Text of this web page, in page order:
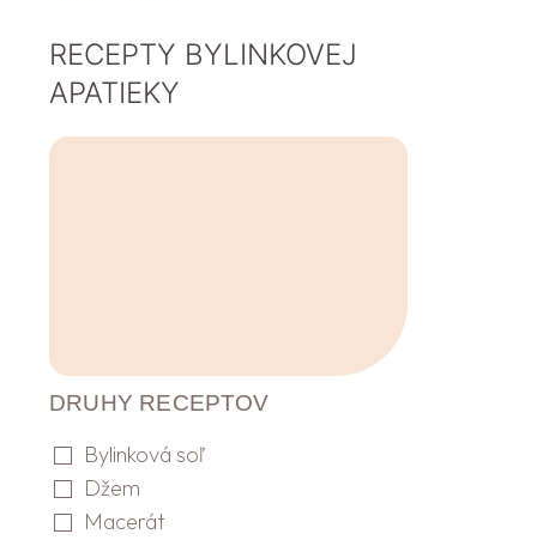
RECEPTY BYLINKOVEJ
APATIEKY
DRUHY RECEPTOV
Bylinková soľ
Džem
Macerát